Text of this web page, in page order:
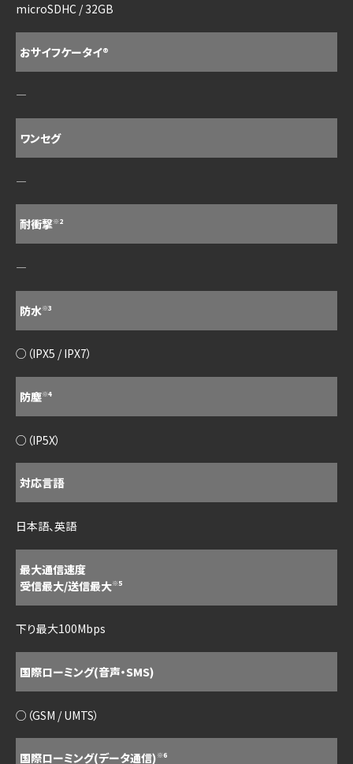
microSDHC / 32GB
おサイフケータイ®
―
ワンセグ
―
耐衝撃※2
―
防水※3
○（IPX5 / IPX7）
防塵※4
○（IP5X）
対応言語
日本語、英語
最大通信速度
受信最大/送信最大※5
下り最大100Mbps
国際ローミング(音声・SMS)
○（GSM / UMTS）
国際ローミング(データ通信)※6